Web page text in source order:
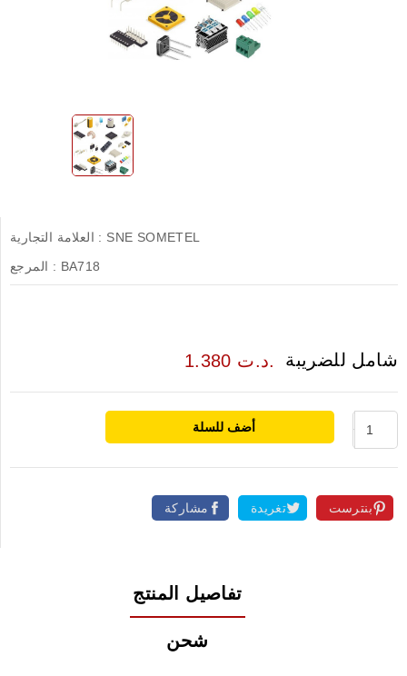
العلامة التجارية : SNE SOMETEL
المرجع : BA718
1.380 د.ت. شامل للضريبة
أضف للسلة
مشاركة تغريدة بنترست
تفاصيل المنتج
شحن